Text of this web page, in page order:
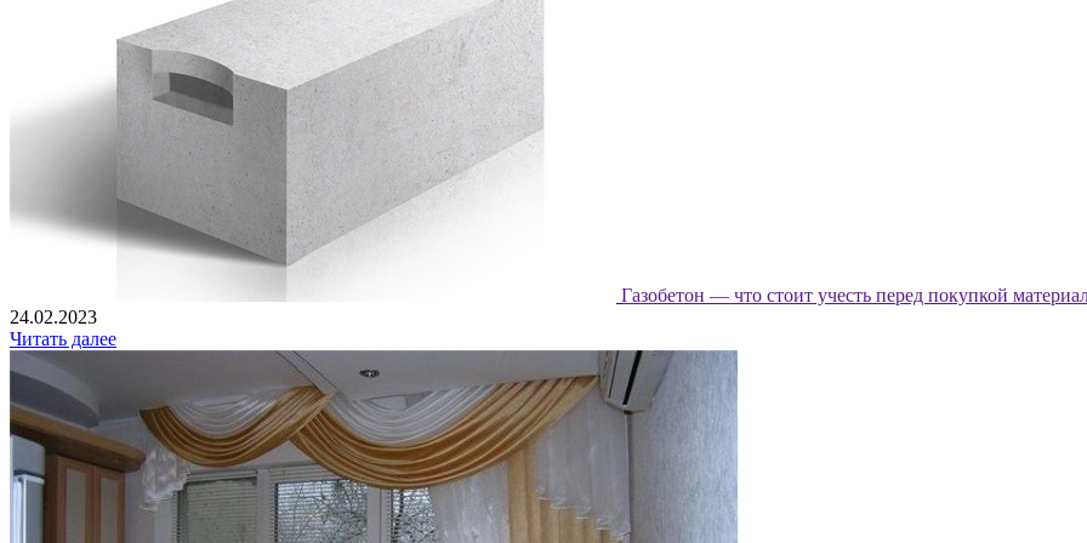
Газобетон — что стоит учесть перед покупкой
24.02.2023
Читать далее